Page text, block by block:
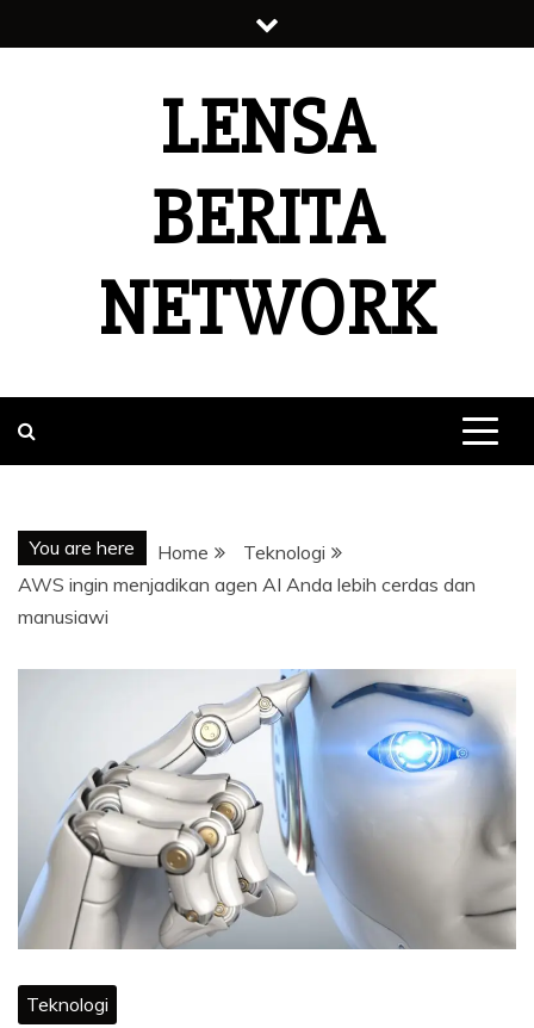
to
LENSA
BERITA
NETWORK
You are here Home
Teknologi
AWS ingin menjadikan agen AI Anda lebih cerdas dan
manusiawi
Teknologi